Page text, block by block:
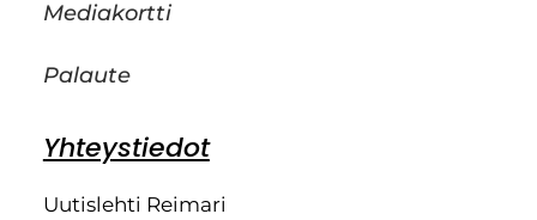
Mediakortti
Palaute
Yhteystiedot
Uutislehti Reimari